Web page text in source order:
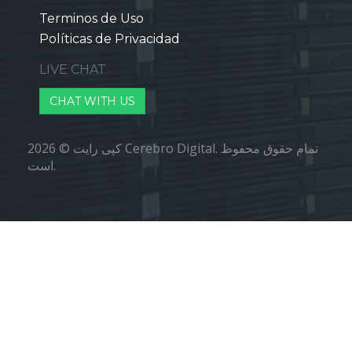
Terminos de Uso
Políticas de Privacidad
LIVE CHAT
CHAT WITH US
کپی رایت © 2026 Cerebro Digital. تمام حقوق محفوظ
است.